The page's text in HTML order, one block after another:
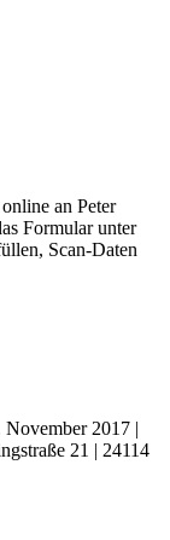
an Peter
Formular unter
Scan-Daten
2017 |
21 | 24114